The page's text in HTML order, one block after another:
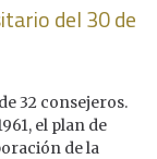
del 30 de
32 consejeros.
el plan de
de la